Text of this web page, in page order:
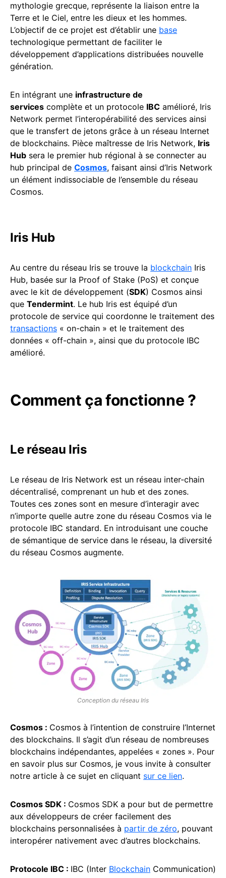
mythologie grecque, représente la liaison entre la
Terre et le Ciel, entre les dieux et les hommes.
L’objectif de ce projet est d’établir une base
technologique permettant de faciliter le
développement d’applications distribuées nouvelle
génération.
En intégrant une infrastructure de
services complète et un protocole IBC amélioré, Iris
Network permet l’interopérabilité des services ainsi
que le transfert de jetons grâce à un réseau Internet
de blockchains. Pièce maîtresse de Iris Network, Iris
Hub sera le premier hub régional à se connecter au
hub principal de Cosmos, faisant ainsi d’Iris Network
un élément indissociable de l’ensemble du réseau
Cosmos.
Iris Hub
Au centre du réseau Iris se trouve la blockchain Iris
Hub, basée sur la Proof of Stake (PoS) et conçue
avec le kit de développement (SDK) Cosmos ainsi
que Tendermint. Le hub Iris est équipé d’un
protocole de service qui coordonne le traitement des
transactions « on-chain » et le traitement des
données « off-chain », ainsi que du protocole IBC
amélioré.
Comment ça fonctionne ?
Le réseau Iris
Le réseau de Iris Network est un réseau inter-chain
décentralisé, comprenant un hub et des zones.
Toutes ces zones sont en mesure d’interagir avec
n’importe quelle autre zone du réseau Cosmos via le
protocole IBC standard. En introduisant une couche
de sémantique de service dans le réseau, la diversité
du réseau Cosmos augmente.
Conception du réseau Iris
Cosmos : Cosmos à l’intention de construire l’Internet
des blockchains. Il s’agit d’un réseau de nombreuses
blockchains indépendantes, appelées « zones ». Pour
en savoir plus sur Cosmos, je vous invite à consulter
notre article à ce sujet en cliquant sur ce lien.
Cosmos SDK : Cosmos SDK a pour but de permettre
aux développeurs de créer facilement des
blockchains personnalisées à partir de zéro, pouvant
interopérer nativement avec d’autres blockchains.
Protocole IBC : IBC (Inter Blockchain Communication)